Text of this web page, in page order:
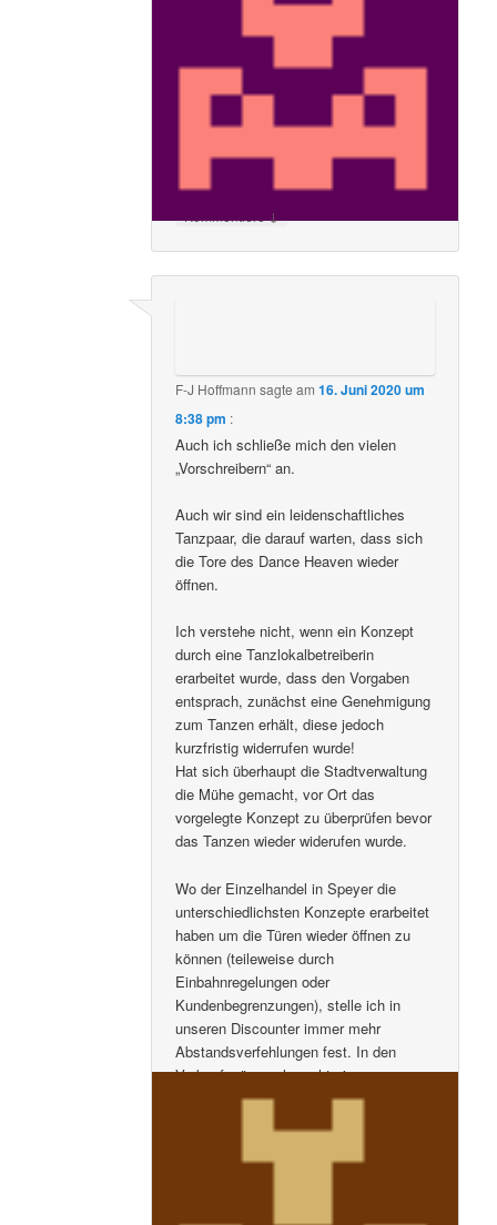
Tanzen ist Sport, wie jede andere
Sportart auch und wichtig für Körper
Geist und Seele.
↓
F-J Hoffmann sagte am16. Juni 2020 um
8:38 pm :
Auch ich schließe mich den vielen
„Vorschreibern“ an.
Auch wir sind ein leidenschaftliches
Tanzpaar, die darauf warten, dass sich
die Tore des Dance Heaven wieder
öffnen.
Ich verstehe nicht, wenn ein Konzept
durch eine Tanzlokalbetreiberin
erarbeitet wurde, dass den Vorgaben
entsprach, zunächst eine Genehmigung
zum Tanzen erhält, diese jedoch
kurzfristig widerrufen wurde!
Hat sich überhaupt die Stadtverwaltung
die Mühe gemacht, vor Ort das
vorgelegte Konzept zu überprüfen bevor
das Tanzen wieder widerufen wurde.
Wo der Einzelhandel in Speyer die
unterschiedlichsten Konzepte erarbeitet
haben um die Türen wieder öffnen zu
können (teileweise durch
Einbahnregelungen oder
Kundenbegrenzungen), stelle ich in
unseren Discounter immer mehr
Abstandsverfehlungen fest. In den
Verkaufsgängen herscht ein
kunterbuntes Treiben lediglich an den
Anscheinend gibt es den Virus nur an